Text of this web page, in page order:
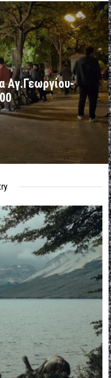
Αγ.Γεωργίου-